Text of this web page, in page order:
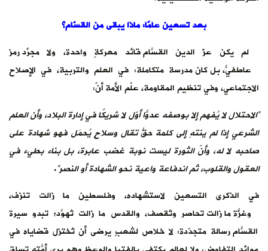
بعد تسعين عامًا: ماذا يبقى من القسّام؟
لم يكن عزّ الدين القسّام قائدَ معركةٍ واحدة، ولا مجرّد رمزٍ
عاطفيّ، بل كان مدرسةً متكاملة: في العلم والتربية، في الإصلاح
الاجتماعي، وفي تنظيم المقاومة، علّم الأمة أنّ:
“الاحتلال لا يُفهم إلا بوصفه عدوًّا أوّل لا شريكًا في إدارة البلاد، وأن العلم
الشرعي إذا لم ينتهِ إلى كلمة حقّ تُقال وسلاحٍ يُحمَل فهو شهادة على
صاحبه لا له، وأنّ الثورة ليست نوبة غضب عابرة، بل بناء بطيء في
العقول والقلوب، ثم اندفاعة واعية نحو الشهادة أو النصر”.
في الذكرى التسعين لاستشهاده، وفلسطين ما زالت تنزف،
وغزّة ما زالت تُحاصر وتُقصف، والقدس ما زالت تُهوَّد؛ تبدو سيرة
القسّام رسالةً متجدّدة: لا خلاص لشعبٍ يرضى أن تُختزل قضاياه في